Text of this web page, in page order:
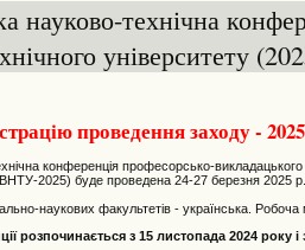
науково-технічна
університету
проведення заходу - 2025
конференція професорсько-викладацького
2025) буде проведена 24-27 березня 2025
наукових факультетів - українська. Робоча
розпочинається з 15 листопада 2024 року